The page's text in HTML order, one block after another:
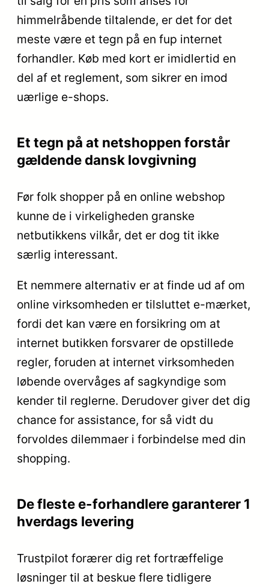
himmelråbende tiltalende, er det for det
meste være et tegn på en fup internet
forhandler. Køb med kort er imidlertid en
del af et reglement, som sikrer en imod
uærlige e-shops.
Et tegn på at netshoppen forstår
gældende dansk lovgivning
Før folk shopper på en online webshop
kunne de i virkeligheden granske
netbutikkens vilkår, det er dog tit ikke
særlig interessant.
Et nemmere alternativ er at finde ud af om
online virksomheden er tilsluttet e-mærket,
fordi det kan være en forsikring om at
internet butikken forsvarer de opstillede
regler, foruden at internet virksomheden
løbende overvåges af sagkyndige som
kender til reglerne. Derudover giver det dig
chance for assistance, for så vidt du
forvoldes dilemmaer i forbindelse med din
shopping.
De fleste e-forhandlere garanterer 1
hverdags levering
Trustpilot forærer dig ret fortræffelige
løsninger til at beskue flere tidligere